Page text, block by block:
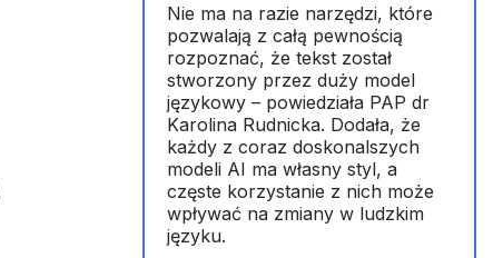
Nie ma na razie narzędzi, które
pozwalają z całą pewnością
rozpoznać, że tekst został
stworzony przez duży model
językowy – powiedziała PAP dr
Karolina Rudnicka. Dodała, że
każdy z coraz doskonalszych
modeli AI ma własny styl, a
częste korzystanie z nich może
wpływać na zmiany w ludzkim
języku.